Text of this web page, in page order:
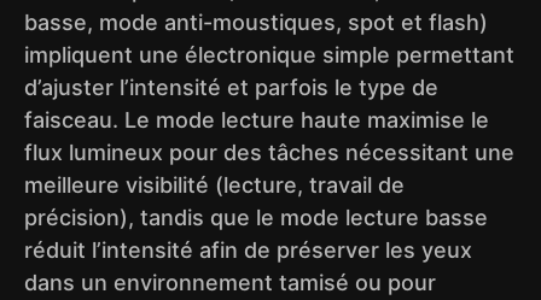
basse, mode anti-moustiques, spot et flash)
impliquent une électronique simple permettant
d’ajuster l’intensité et parfois le type de
faisceau. Le mode lecture haute maximise le
flux lumineux pour des tâches nécessitant une
meilleure visibilité (lecture, travail de
précision), tandis que le mode lecture basse
réduit l’intensité afin de préserver les yeux
dans un environnement tamisé ou pour